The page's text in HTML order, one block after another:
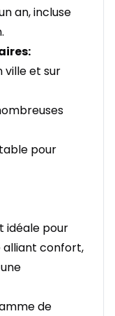
an, incluse
ville et sur
pour
idéale pour
alliant confort,
de